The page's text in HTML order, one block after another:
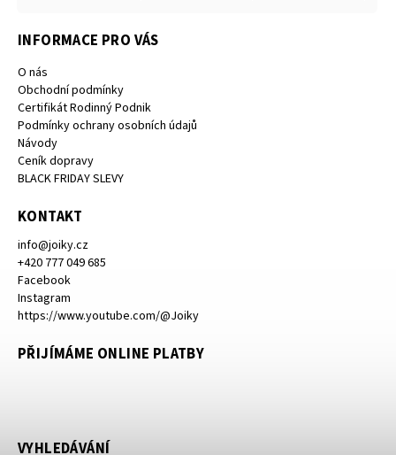
INFORMACE PRO VÁS
O nás
Obchodní podmínky
Certifikát Rodinný Podnik
Podmínky ochrany osobních údajů
Návody
Ceník dopravy
BLACK FRIDAY SLEVY
KONTAKT
info@joiky.cz
+420 777 049 685
Facebook
Instagram
https://www.youtube.com/@Joiky
PŘIJÍMÁME ONLINE PLATBY
VYHLEDÁVÁNÍ